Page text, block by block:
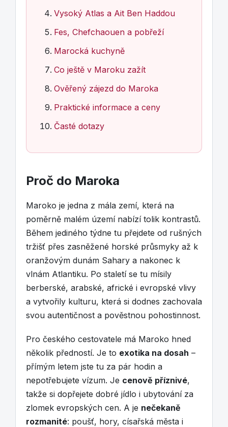
Vysoký Atlas a Ait Ben Haddou
Fes, Chefchaouen a pobřeží
Marocká kuchyně
Co ještě v Maroku zažít
Ověřený zájezd do Maroka
Praktické informace a ceny
Časté dotazy
Proč do Maroka
Maroko je jedna z mála zemí, která na
poměrně malém území nabízí tolik kontrastů.
Během jediného týdne tu přejdete od rušných
tržišť přes zasněžené horské průsmyky až k
oranžovým dunám Sahary a nakonec k
vlnám Atlantiku. Po staletí se tu mísily
berberské, arabské, africké i evropské vlivy
a vytvořily kulturu, která si dodnes zachovala
svou autentičnost a pověstnou pohostinnost.
Pro českého cestovatele má Maroko hned
několik předností. Je to exotika na dosah –
přímým letem jste tu za pár hodin a
nepotřebujete vízum. Je cenově příznivé,
takže si dopřejete dobré jídlo i ubytování za
zlomek evropských cen. A je nečekaně
rozmanité: poušť, hory, císařská města i